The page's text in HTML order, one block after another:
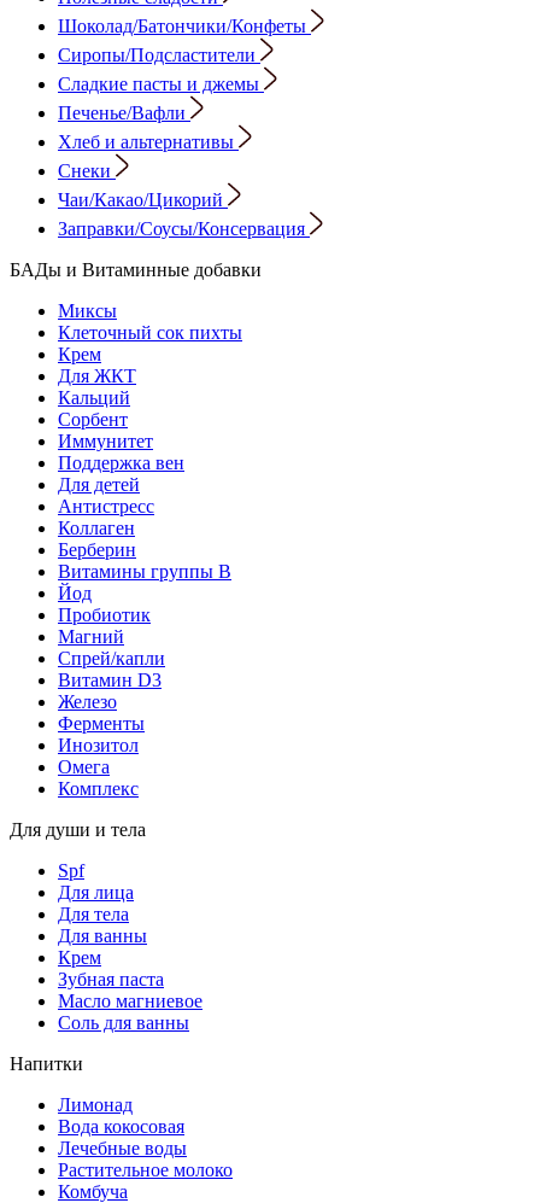
Шоколад/Батончики/Конфеты
Сиропы/Подсластители
Сладкие пасты и джемы
Печенье/Вафли
Хлеб и альтернативы
Снеки
Чаи/Какао/Цикорий
Заправки/Соусы/Консервация
БАДы и Витаминные добавки
Миксы
Клеточный сок пихты
Крем
Для ЖКТ
Кальций
Сорбент
Иммунитет
Поддержка вен
Для детей
Антистресс
Коллаген
Берберин
Витамины группы B
Йод
Пробиотик
Магний
Спрей/капли
Витамин D3
Железо
Ферменты
Инозитол
Омега
Комплекс
Для души и тела
Spf
Для лица
Для тела
Для ванны
Крем
Зубная паста
Масло магниевое
Соль для ванны
Напитки
Лимонад
Вода кокосовая
Лечебные воды
Растительное молоко
Комбуча